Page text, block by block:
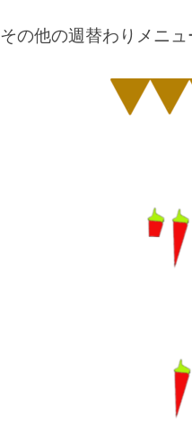
その他の週替わりメニュ